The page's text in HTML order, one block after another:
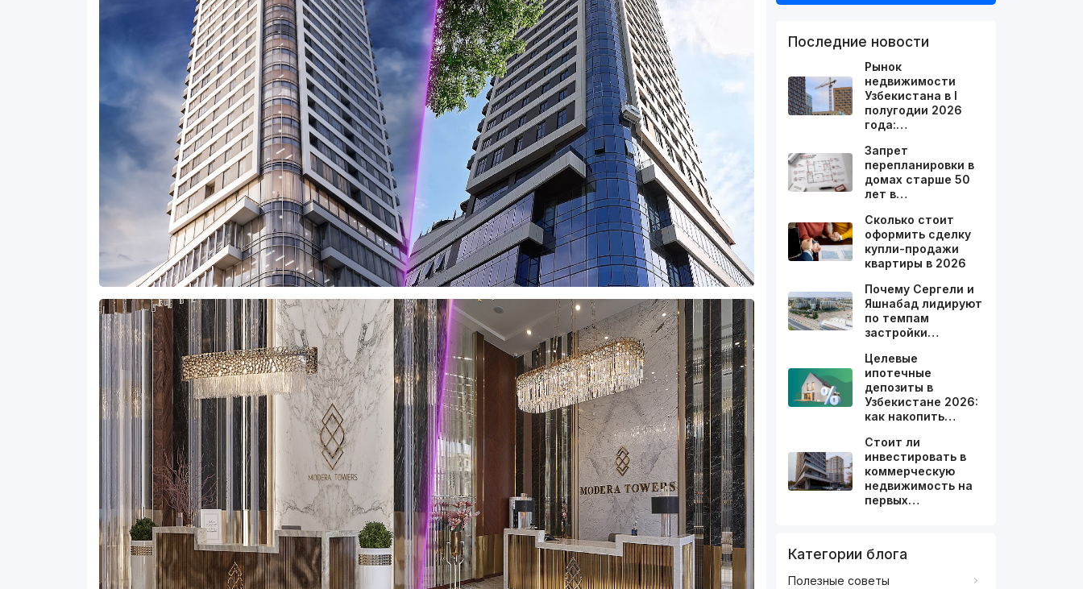
Последние новости
Рынок
недвижимости
Узбекистана в I
полугодии 2026
года:…
Запрет
перепланировки в
домах старше 50
лет в…
Сколько стоит
оформить сделку
купли-продажи
квартиры в 2026
Почему Сергели и
Яшнабад лидируют
по темпам
застройки…
Целевые
ипотечные
депозиты в
Узбекистане 2026:
как накопить…
Стоит ли
инвестировать в
коммерческую
недвижимость на
первых…
Категории блога
Полезные советы